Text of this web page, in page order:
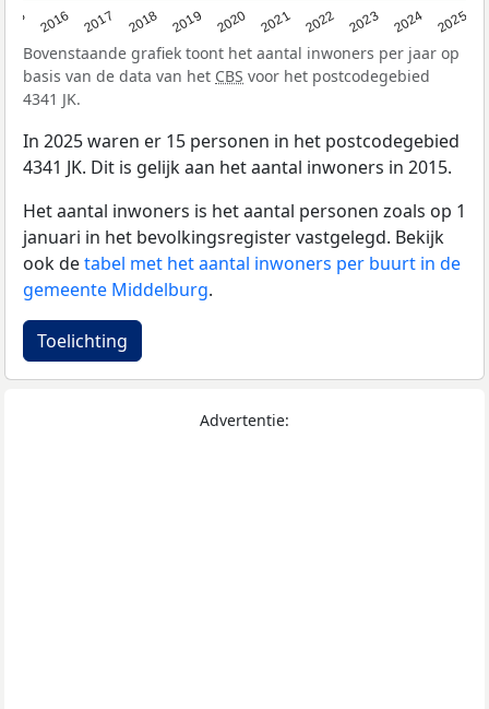
2016 2017 2018 2019 2020 2021 2022 2023 2024 2025
Bovenstaande grafiek toont het aantal inwoners per jaar op
basis van de data van het CBS voor het postcodegebied
4341 JK.
In 2025 waren er 15 personen in het postcodegebied
4341 JK. Dit is gelijk aan het aantal inwoners in 2015.
Het aantal inwoners is het aantal personen zoals op 1
januari in het bevolkingsregister vastgelegd. Bekijk
ook detabel met het aantal inwoners per buurt in de
gemeente Middelburg.
Toelichting
Advertentie: